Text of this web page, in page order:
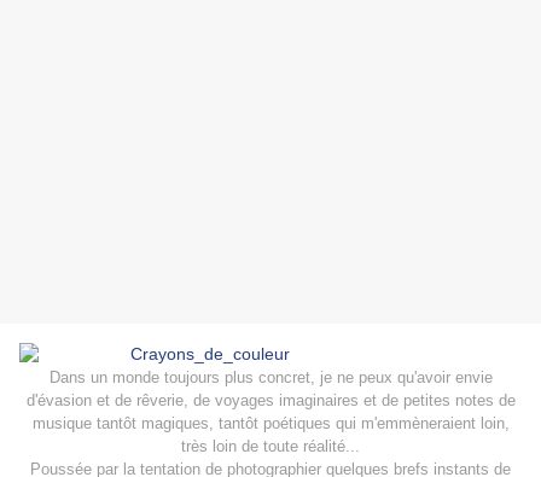
Dans un monde toujours plus concret, je ne peux qu'avoir envie
d'évasion et de rêverie, de voyages imaginaires et de petites notes de
musique tantôt magiques, tantôt poétiques qui m'emmèneraient loin,
très loin de toute réalité...
Poussée par la tentation de photographier quelques brefs instants de